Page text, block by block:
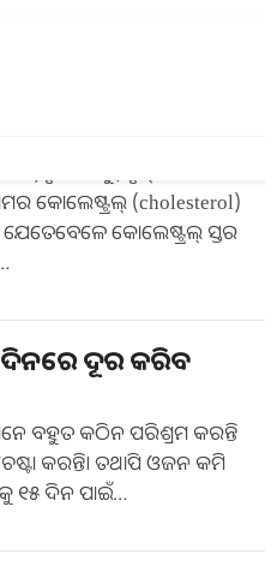
କୋଲେଷ୍ଟ୍ରଲ୍ (cholesterol)
ଯେତେବେଳେ କୋଲେଷ୍ଟ୍ରଲ୍ ସ୍ତର
ଦିନରେ ଦୂର କରିବ
ବହୁତ କଠିନ ପରିଶ୍ରମ କରନ୍ତି
କରନ୍ତି। ତଥାପି ଓଜନ କମି
୧୫ ଦିନ ପାଇଁ…